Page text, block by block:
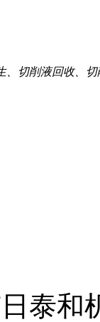
、切削液回收、
泰